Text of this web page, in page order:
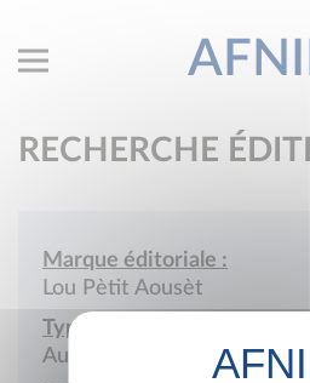
RECHERCHE
Marque éditoriale :
Lou Pètit Aousèt
Type de société :
Auto-édition